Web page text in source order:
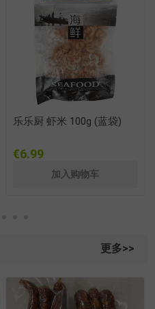
乐乐厨 虾米 100g (蓝袋)
€6.99
更多>>